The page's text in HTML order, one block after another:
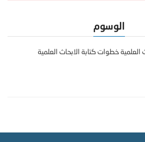
الوسوم
العلمية خطوات كتابة الابحاث العلمية